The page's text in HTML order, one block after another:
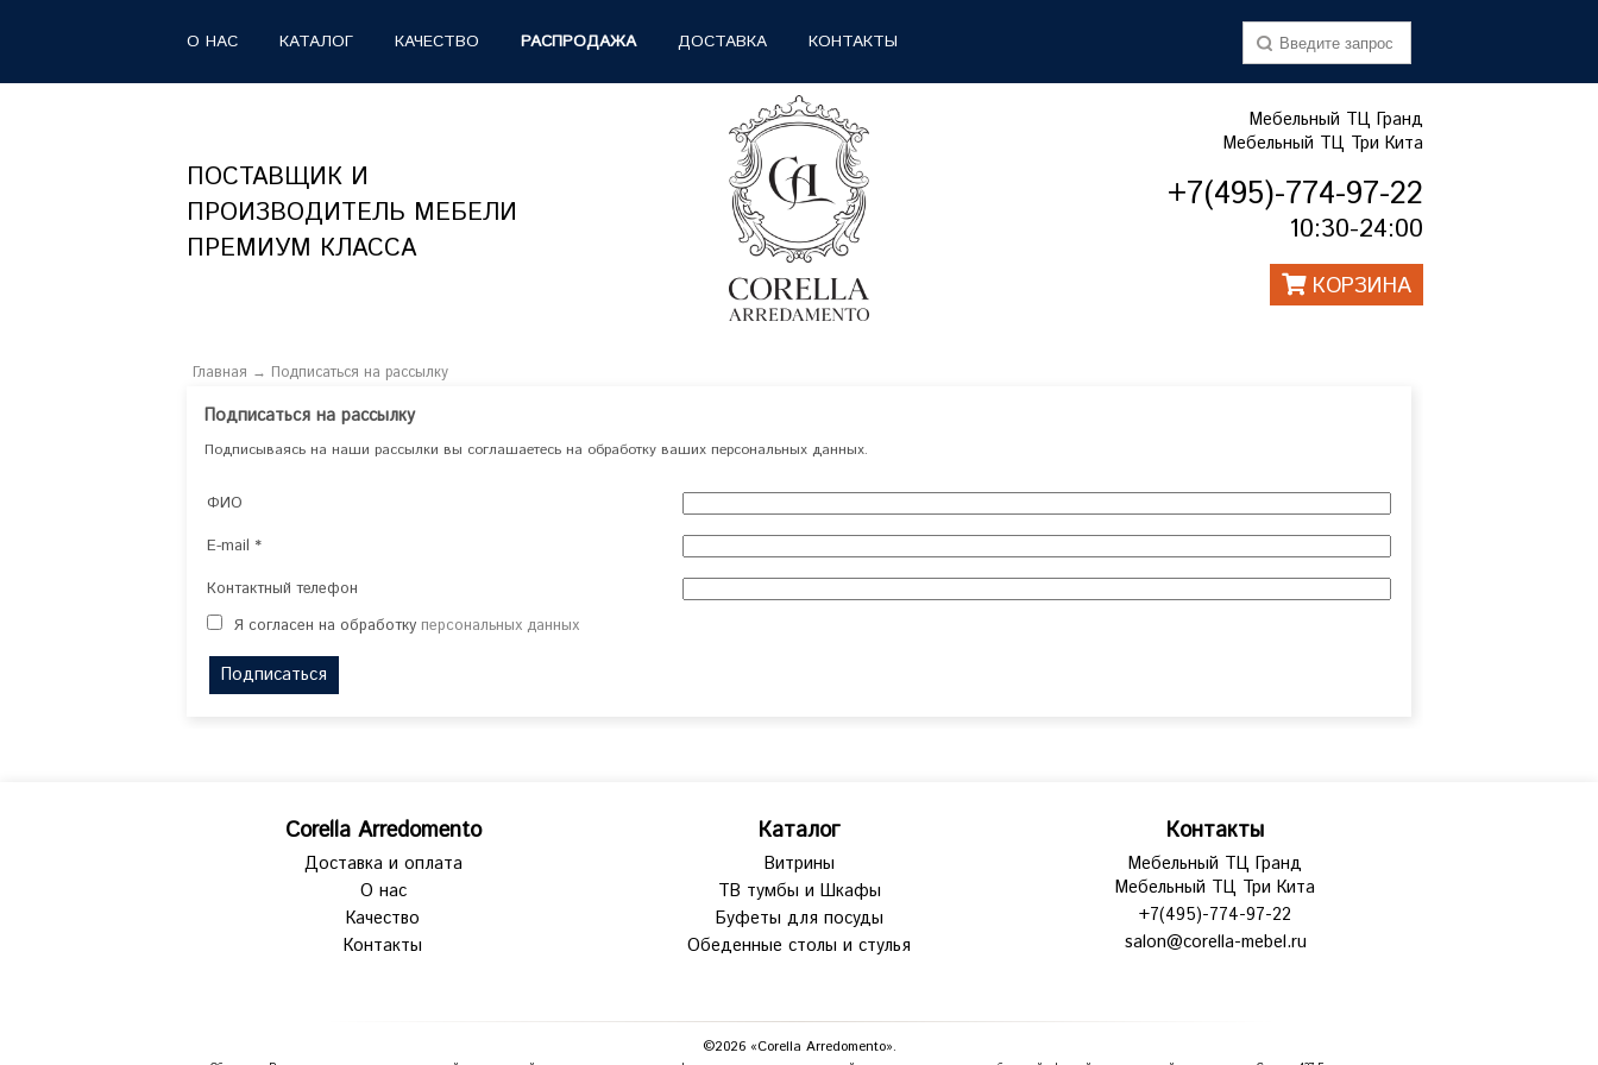
О НАС КАТАЛОГ КАЧЕСТВО РАСПРОДАЖА ДОСТАВКА КОНТАКТЫ
+7(495)-774-97-22
10:30-24:00
КОРЗИНА
Мебельный ТЦ Гранд
Мебельный ТЦ Три Кита
ПОСТАВЩИК И
ПРОИЗВОДИТЕЛЬ МЕБЕЛИ
ПРЕМИУМ КЛАССА
Главная → Подписаться на рассылку
Подписаться на рассылку
Подписываясь на наши рассылки вы соглашаетесь на обработку ваших персональных данных.
ФИО
E-mail *
Контактный телефон
Я согласен на обработку персональных данных
Подписаться
Corella Arredomento
Доставка и оплата
О нас
Качество
Контакты
Каталог
Витрины
ТВ тумбы и Шкафы
Буфеты для посуды
Обеденные столы и стулья
Контакты
Мебельный ТЦ Гранд
Мебельный ТЦ Три Кита
+7(495)-774-97-22
salon@corella-mebel.ru
©2026 «Corella Arredomento».